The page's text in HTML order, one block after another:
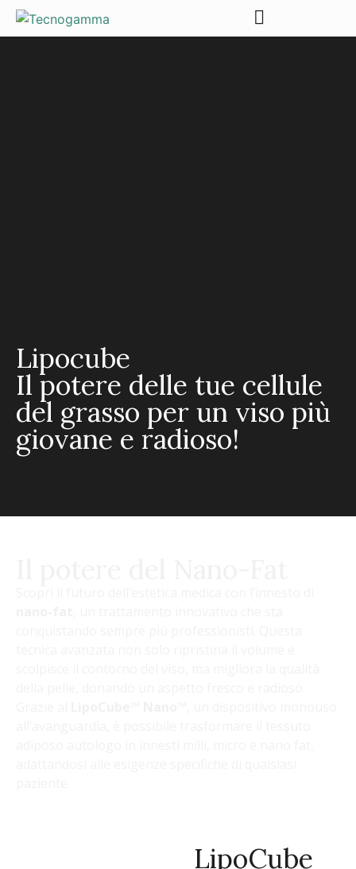
Lipocube
Il potere delle tue cellule
del grasso per un viso più
giovane e radioso!
LipoCube